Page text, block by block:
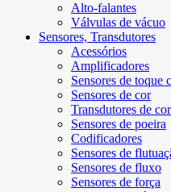
Alto-falantes
Válvulas de vácuo
Sensores, Transdutores
Acessórios
Amplificadores
Sensores de
Sensores de cor
Transdutores de
Sensores de poeira
Codificadores
Sensores de
Sensores de fluxo
Sensores de força